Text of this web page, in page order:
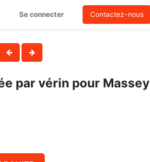
Se connecter Contactez-nous
par vérin pour Massey